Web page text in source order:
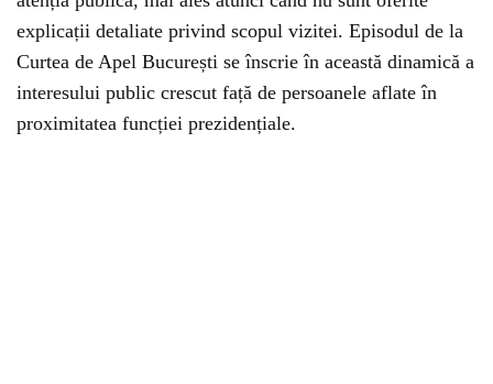
explicații detaliate privind scopul vizitei. Episodul de la
Curtea de Apel București se înscrie în această dinamică a
interesului public crescut față de persoanele aflate în
proximitatea funcției prezidențiale.